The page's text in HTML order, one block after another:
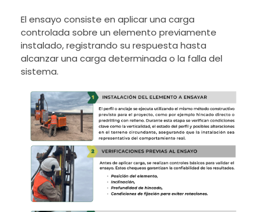
El ensayo consiste en aplicar una carga
controlada sobre un elemento previamente
instalado, registrando su respuesta hasta
alcanzar una carga determinada o la falla del
sistema.